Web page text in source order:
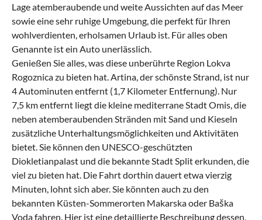
Lage atemberaubende und weite Aussichten auf das Meer
sowie eine sehr ruhige Umgebung, die perfekt für Ihren
wohlverdienten, erholsamen Urlaub ist. Für alles oben
Genannte ist ein Auto unerlässlich.
Genießen Sie alles, was diese unberührte Region Lokva
Rogoznica zu bieten hat. Artina, der schönste Strand, ist nur
4 Autominuten entfernt (1,7 Kilometer Entfernung). Nur
7,5 km entfernt liegt die kleine mediterrane Stadt Omis, die
neben atemberaubenden Stränden mit Sand und Kieseln
zusätzliche Unterhaltungsmöglichkeiten und Aktivitäten
bietet. Sie können den UNESCO-geschützten
Diokletianpalast und die bekannte Stadt Split erkunden, die
viel zu bieten hat. Die Fahrt dorthin dauert etwa vierzig
Minuten, lohnt sich aber. Sie könnten auch zu den
bekannten Küsten-Sommerorten Makarska oder Baška
Voda fahren. Hier ist eine detaillierte Beschreibung dessen,